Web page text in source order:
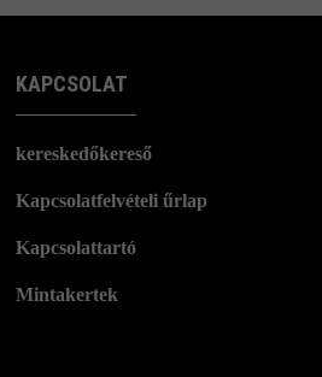
KAPCSOLAT
kereskedőkereső
Kapcsolatfelvételi űrlap
Kapcsolattartó
Mintakertek